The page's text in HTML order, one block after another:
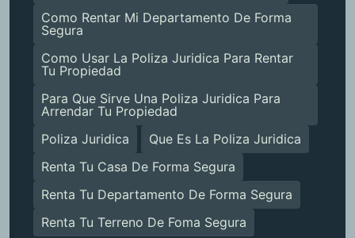
Como Rentar Mi Departamento De Forma
Segura
Como Usar La Poliza Juridica Para Rentar
Tu Propiedad
Para Que Sirve Una Poliza Juridica Para
Arrendar Tu Propiedad
Poliza Juridica
Que Es La Poliza Juridica
Renta Tu Casa De Forma Segura
Renta Tu Departamento De Forma Segura
Renta Tu Terreno De Foma Segura